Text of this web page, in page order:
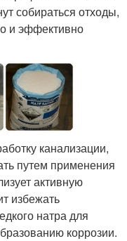
собираться отходы,
и эффективно
канализации,
путем применения
активную
избежать
натра для
коррозии.